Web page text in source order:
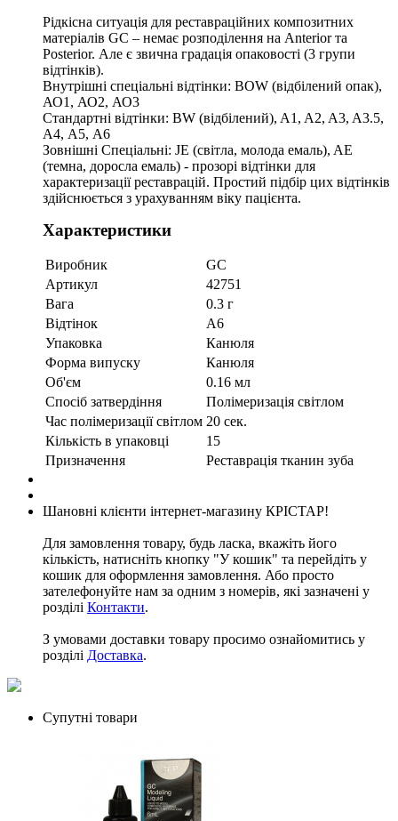
Рідкісна ситуація для реставраційних композитних
матеріалів GC – немає розподілення на Anterior та
Posterior. Але є звична градація опаковості (3 групи
відтінків).
Внутрішні спеціальні відтінки: BOW (відбілений опак),
АО1, АО2, АО3
Стандартні відтінки: BW (відбілений), A1, A2, A3, A3.5,
A4, А5, А6
Зовнішні Спеціальні: JE (світла, молода емаль), AE
(темна, доросла емаль) - прозорі відтінки для
характеризації реставрацій. Простий підбір цих відтінків
здійснюється з урахуванням віку пацієнта.
Характеристики
Виробник
GC
Артикул
42751
Вага
0.3 г
Відтінок
А6
Упаковка
Канюля
Форма випуску
Канюля
Об'єм
0.16 мл
Спосіб затвердіння
Полімеризація світлом
Час полімеризації світлом 20 сек.
Кількість в упаковці
15
Призначення
Реставрація тканин зуба
Шановні клієнти інтернет-магазину КРІСТАР!
Для замовлення товару, будь ласка, вкажіть його
кількість, натисніть кнопку "У кошик" та перейдіть у
кошик для оформлення замовлення. Або просто
зателефонуйте нам за одним з номерів, які зазначені у
розділі Контакти.
З умовами доставки товару просимо ознайомитись у
розділі Доставка.
Супутні товари